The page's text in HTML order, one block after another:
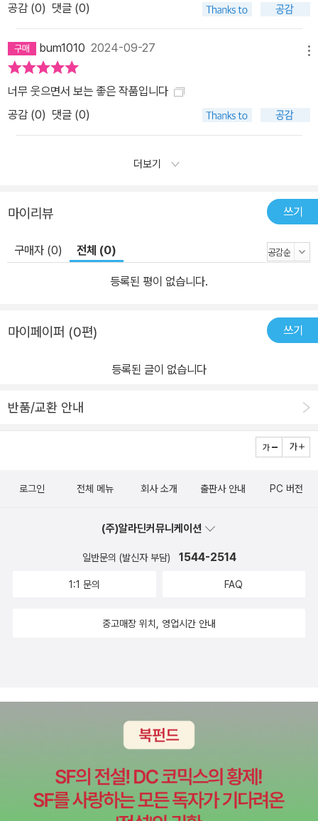
공감 (0) 댓글 (0)
bum1010 2024-09-27
너무 웃으면서 보는 좋은 작품입니다
공감 (0) 댓글 (0)
더보기
마이리뷰 쓰기
구매자 (0) 전체 (0)
등록된 평이 없습니다.
마이페이퍼 (0편) 쓰기
등록된 글이 없습니다
반품/교환 안내
로그인 전체 메뉴 회사 소개 출판사 안내 PC 버전
(주)알라딘커뮤니케이션
일반문의 (발신자 부담) 1544-2514
1:1 문의 FAQ
중고매장 위치, 영업시간 안내